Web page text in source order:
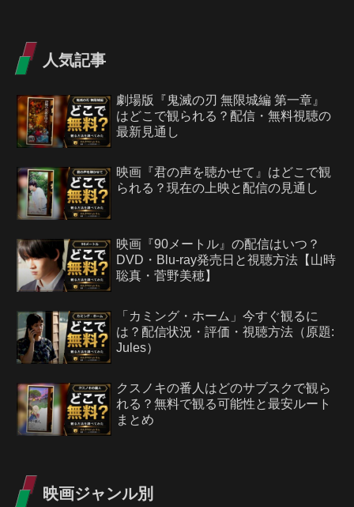
人気記事
劇場版『鬼滅の刃 無限城編 第一章』
はどこで観られる？配信・無料視聴の
最新見通し
映画『君の声を聴かせて』はどこで観
られる？現在の上映と配信の見通し
映画『90メートル』の配信はいつ？
DVD・Blu-ray発売日と視聴方法【山時
聡真・菅野美穂】
「カミング・ホーム」今すぐ観るに
は？配信状況・評価・視聴方法（原題:
Jules）
クスノキの番人はどのサブスクで観ら
れる？無料で観る可能性と最安ルート
まとめ
映画ジャンル別